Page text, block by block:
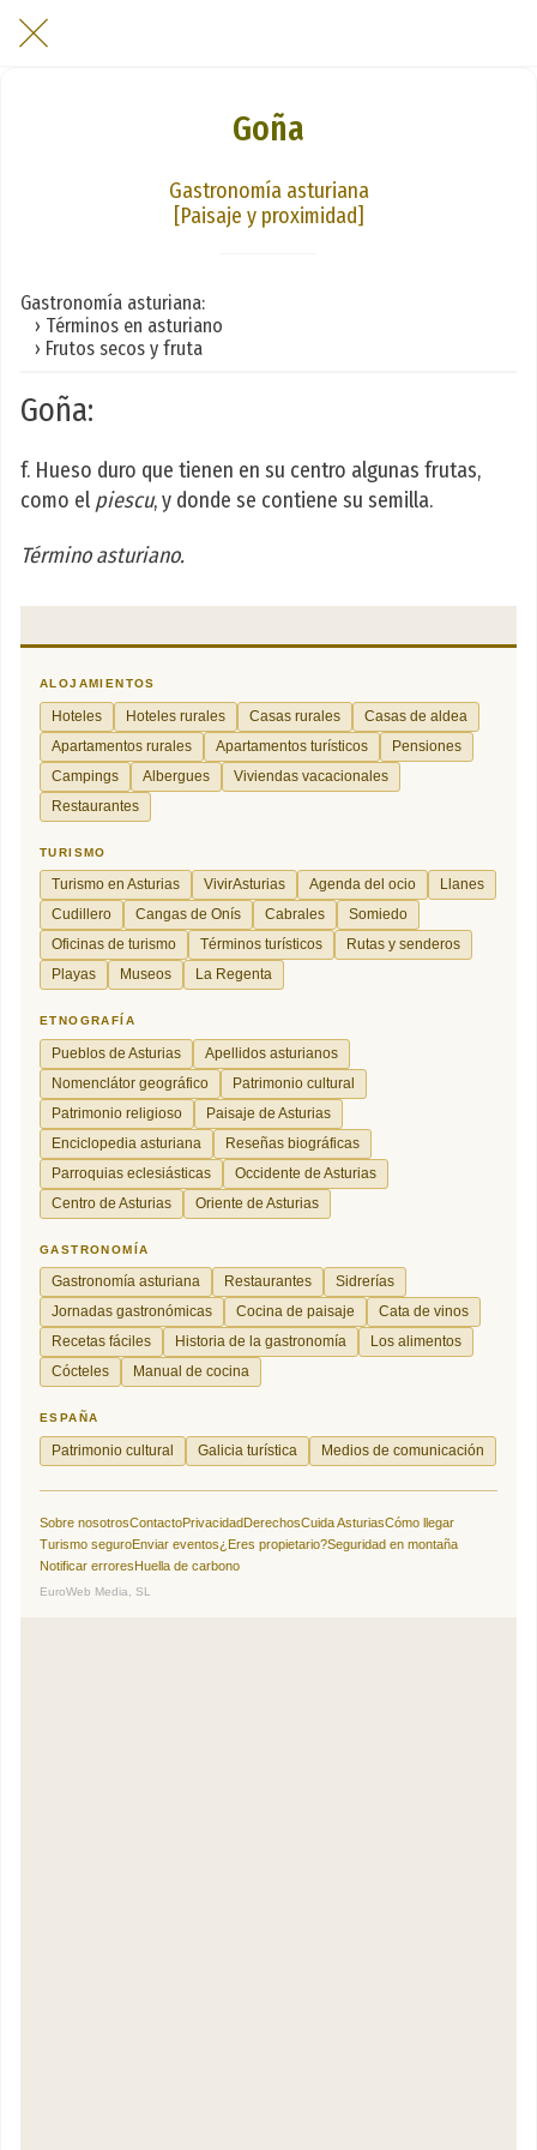
Goña
Gastronomía asturiana
[Paisaje y proximidad]
Gastronomía asturiana:
› Términos en asturiano
› Frutos secos y fruta
Goña:
f. Hueso duro que tienen en su centro algunas frutas,
como el piescu, y donde se contiene su semilla.
Término asturiano.